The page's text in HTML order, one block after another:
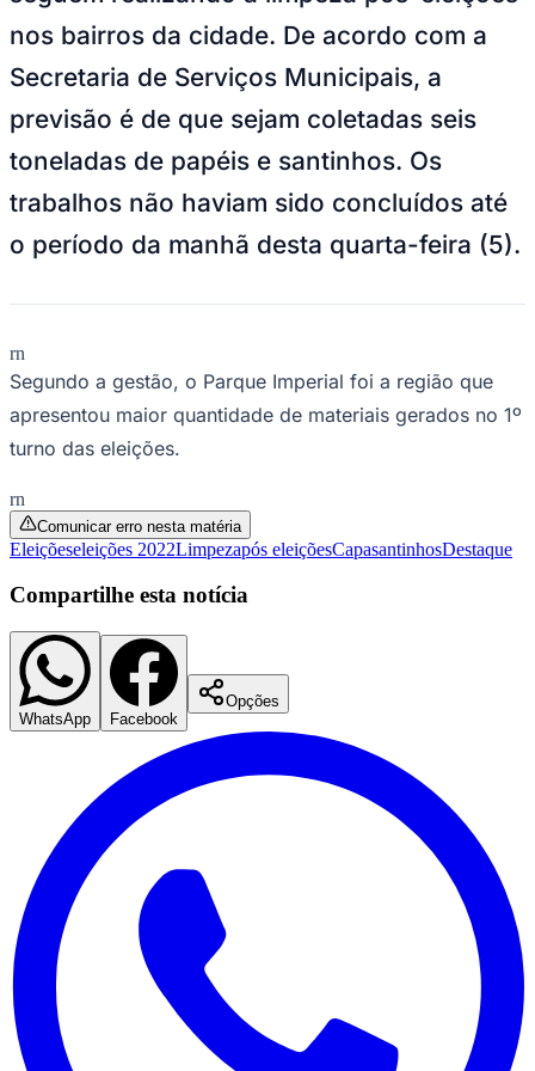
NBA
NFL
Fórmula 1
UFC
MLB
Atletismo
NBB
Competições de Futebol
Brasileirão Série B
Libertadores
Sul-Americana
Copa América
Premier League
Mundial 2026
Times - Ir direto
nos bairros da cidade. De acordo com a
Secretaria de Serviços Municipais, a
previsão é de que sejam coletadas seis
toneladas de papéis e santinhos. Os
trabalhos não haviam sido concluídos até
o período da manhã desta quarta-feira (5).
rn
Segundo a gestão, o Parque Imperial foi a região que
apresentou maior quantidade de materiais gerados no 1º
turno das eleições.
rn
Comunicar erro nesta matéria
Eleiçõeseleições 2022Limpezapós eleiçõesCapasantinhosDestaque
Compartilhe esta notícia
WhatsApp Facebook
Opções